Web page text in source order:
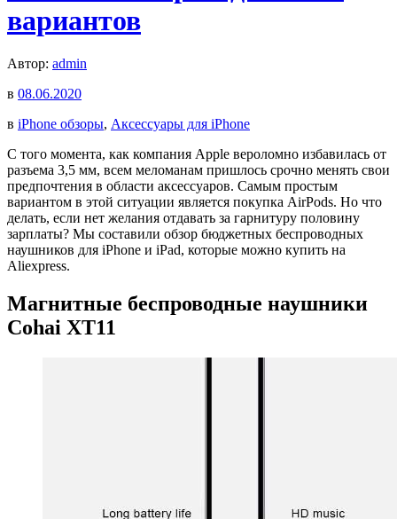
вариантов
Автор: admin
в 08.06.2020
в iPhone обзоры, Аксессуары для iPhone
С того момента, как компания Apple вероломно избавилась от
разъема 3,5 мм, всем меломанам пришлось срочно менять свои
предпочтения в области аксессуаров. Самым простым
вариантом в этой ситуации является покупка AirPods. Но что
делать, если нет желания отдавать за гарнитуру половину
зарплаты? Мы составили обзор бюджетных беспроводных
наушников для iPhone и iPad, которые можно купить на
Aliexpress.
Магнитные беспроводные наушники
Cohai XT11